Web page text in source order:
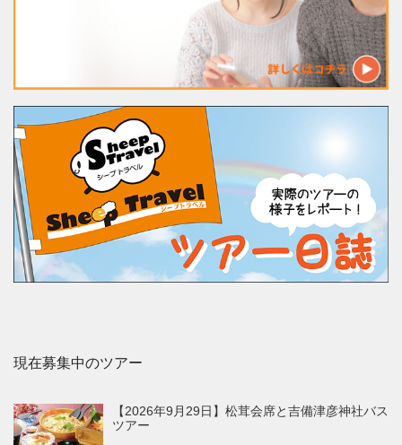
現在募集中のツアー
【2026年9月29日】松茸会席と吉備津彦神社バス
ツアー